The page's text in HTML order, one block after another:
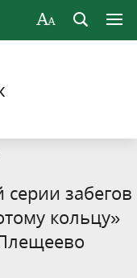
забегов
кольцу»